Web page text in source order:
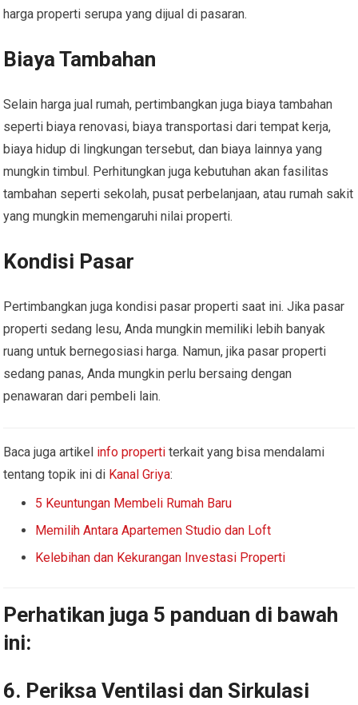
harga properti serupa yang dijual di pasaran.
Biaya Tambahan
Selain harga jual rumah, pertimbangkan juga biaya tambahan
seperti biaya renovasi, biaya transportasi dari tempat kerja,
biaya hidup di lingkungan tersebut, dan biaya lainnya yang
mungkin timbul. Perhitungkan juga kebutuhan akan fasilitas
tambahan seperti sekolah, pusat perbelanjaan, atau rumah sakit
yang mungkin memengaruhi nilai properti.
Kondisi Pasar
Pertimbangkan juga kondisi pasar properti saat ini. Jika pasar
properti sedang lesu, Anda mungkin memiliki lebih banyak
ruang untuk bernegosiasi harga. Namun, jika pasar properti
sedang panas, Anda mungkin perlu bersaing dengan
penawaran dari pembeli lain.
Baca juga artikel info properti terkait yang bisa mendalami
tentang topik ini di Kanal Griya:
5 Keuntungan Membeli Rumah Baru
Memilih Antara Apartemen Studio dan Loft
Kelebihan dan Kekurangan Investasi Properti
Perhatikan juga 5 panduan di bawah
ini:
6. Periksa Ventilasi dan Sirkulasi